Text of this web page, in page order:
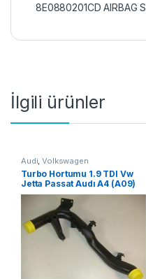
8E0880201CD AIRBAG
İlgili ürünler
Audi,Volkswagen
Turbo Hortumu 1.9 TDI Vw
Jetta Passat Audı A4 (A09)